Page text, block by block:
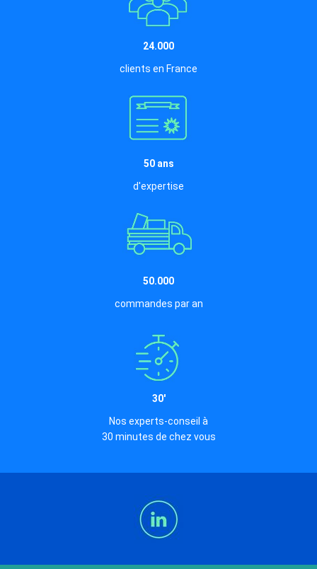
24.000
clients en France
50 ans
d'expertise
50.000
commandes par an
30'
Nos experts-conseil à
30 minutes de chez vous